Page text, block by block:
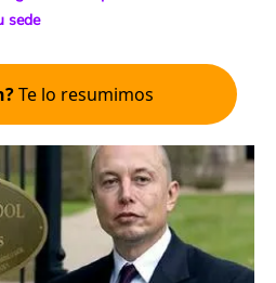
sede
Te lo resumimos